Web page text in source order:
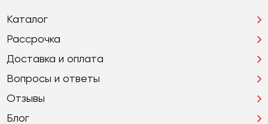
Каталог
Рассрочка
Доставка и оплата
Вопросы и ответы
Отзывы
Блог